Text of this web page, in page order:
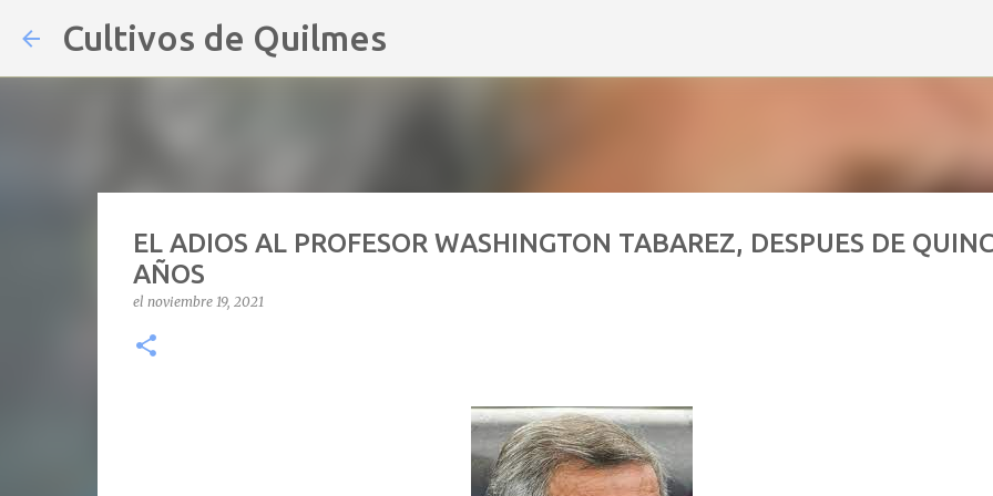
Cultivos de Quilmes
EL ADIOS AL PROFESOR WASHINGTON TABAREZ, DESPUES DE
AÑOS
el noviembre 19, 2021